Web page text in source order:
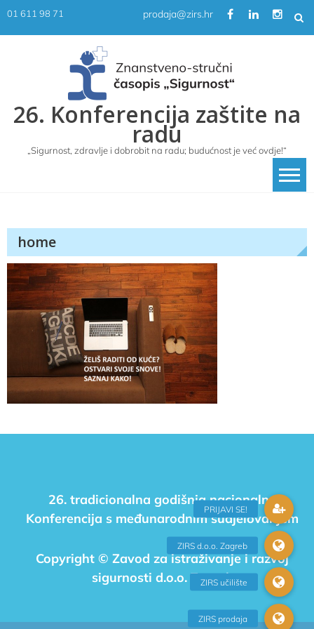
Skip01 611 98 71 prodaja@zirs.hr
26. Konferencija zaštite na
radu
„Sigurnost, zdravlje i dobrobit na radu; budućnost je već ovdje!“
home
26. tradicionalna godišnja nacionalna
Konferencija s međunarodnim sudjelovanjem
Copyright © Zavod za istraživanje i razvoj
sigurnosti d.o.o. Zagreb